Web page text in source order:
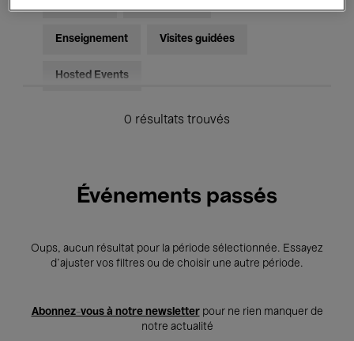
Enseignement Visites guidées
Hosted Events
0 résultats trouvés
Événements passés
Oups, aucun résultat pour la période sélectionnée. Essayez
d’ajuster vos filtres ou de choisir une autre période.
Abonnez-vous à notre newsletterpour ne rien manquer de
notre actualité